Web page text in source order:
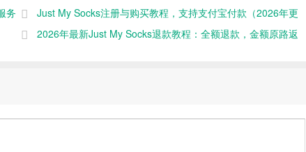
务后怎么使用？
务
Just My Socks注册与购买教程，支持支付宝付款（2026年更
新）2026年最新Just My Socks退款教程：全额退款，金额原路返